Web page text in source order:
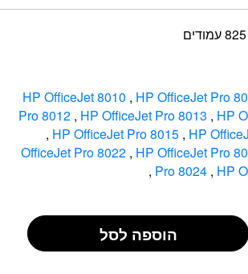
HP OfficeJet 8010 , HP OfficeJet Pro
Pro 8012 , HP OfficeJet Pro 8013 , HP
, HP OfficeJet Pro 8015 , HP
OfficeJet Pro 8022 , HP OfficeJet Pro
Pro 8024 , HP
,
הוספה לסל